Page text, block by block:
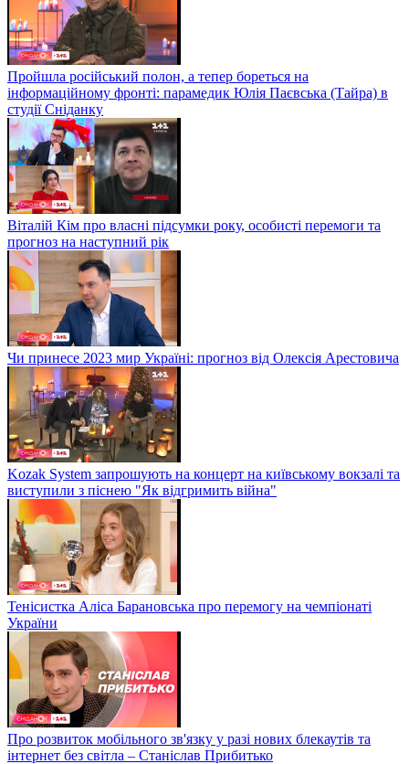
Пройшла російський полон, а тепер бореться на
інформаційному фронті: парамедик Юлія Паєвська (Тайра) в
студії Сніданку
Віталій Кім про власні підсумки року, особисті перемоги та
прогноз на наступний рік
Чи принесе 2023 мир Україні: прогноз від Олексія Арестовича
Kozak System запрошують на концерт на київському вокзалі та
виступили з піснею "Як відгримить війна"
Тенісистка Аліса Барановська про перемогу на чемпіонаті
України
Про розвиток мобільного зв'язку у разі нових блекаутів та
інтернет без світла – Станіслав Прибитько